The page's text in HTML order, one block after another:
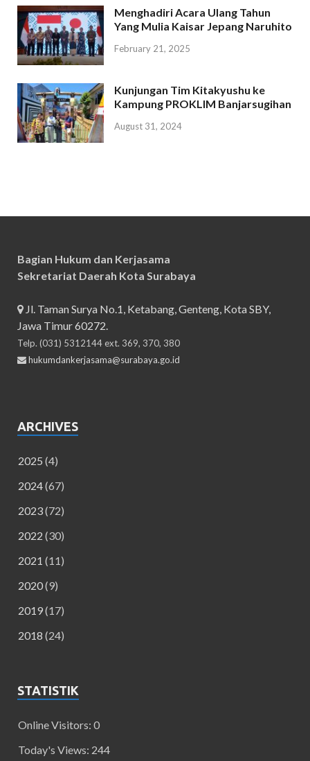
Menghadiri Acara Ulang Tahun
Yang Mulia Kaisar Jepang Naruhito
February 21, 2025
Kunjungan Tim Kitakyushu ke
Kampung PROKLIM Banjarsugihan
August 31, 2024
Bagian Hukum dan Kerjasama
Sekretariat Daerah Kota Surabaya
Jl. Taman Surya No.1, Ketabang, Genteng, Kota SBY,
Jawa Timur 60272.
Telp. (031) 5312144 ext. 369, 370, 380
hukumdankerjasama@surabaya.go.id
ARCHIVES
2025 (4)
2024(67)
2023(72)
2022 (30)
2021 (11)
2020(9)
2019(17)
2018 (24)
STATISTIK
Online Visitors: 0
Today's Views: 244